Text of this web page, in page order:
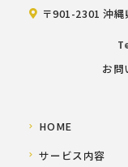
〒901-2301 沖
お問
HOME
サービス内容